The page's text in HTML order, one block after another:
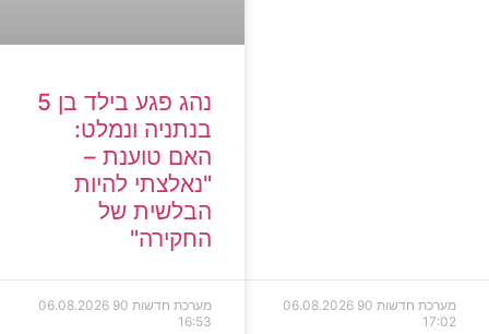
מערכת חדשות 90
06.08.2026
17:02
נהג פגע בילד בן 5
בנתניה ונמלט:
האם טוענת –
"נאלצתי להיות
הבלשית של
החקירה"
מערכת חדשות 90
06.08.2026
16:53